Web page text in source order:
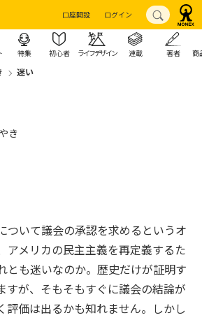
口座開設 ログイン
特集 初心者 ライフデザイン 連載 著者 商
迷い
き
ついて議会の承認を求めるというオ
アメリカの民主主義を再定義するた
とも迷いなのか。歴史だけが証明す
すが、そもそもすぐに議会の結論が
評価は出るかも知れません。しかし